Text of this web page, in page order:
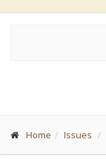
Home Issues